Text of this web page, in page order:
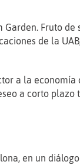
Fruto
de la
a la
a corto plazo
en un